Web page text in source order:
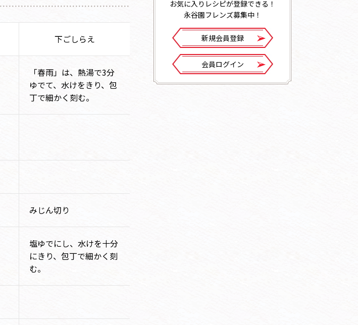
下ごしらえ
「春雨」は、熱湯で3分
ゆでて、水けをきり、包
丁で細かく刻む。
みじん切り
塩ゆでにし、水けを十分
にきり、包丁で細かく刻
む。
お気に入りレシピが登録できる！
永谷園フレンズ募集中！
新規会員登録
会員ログイン